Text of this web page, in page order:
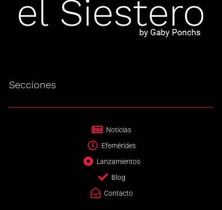
Secciones
Noticias
Efemérides
Lanzamientos
Blog
Contacto